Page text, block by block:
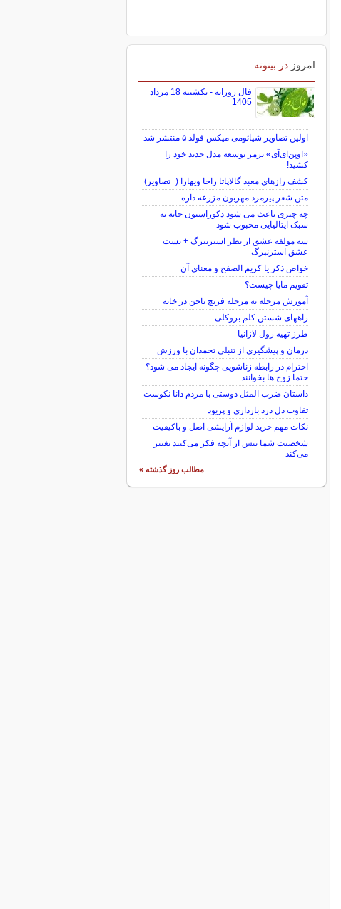
امروز در بیتوته
فال روزانه - یکشنبه 18 مرداد
1405
اولین تصاویر شیائومی میکس فولد ۵ منتشر شد
«اوپن‌ای‌آی» ترمز توسعه مدل جدید خود را
کشید!
کشف رازهای معبد گالاپاتا راجا ویهارا (+تصاویر)
متن شعر پیرمرد مهربون مزرعه داره
چه چیزی باعث می شود دکوراسیون خانه به
سبک ایتالیایی محبوب شود
سه مولفه عشق از نظر استرنبرگ + تست
عشق استرنبرگ
خواص ذکر یا کریم الصفح و معنای آن
تقویم مایا چیست؟
آموزش مرحله به مرحله فرنچ ناخن در خانه
راههای شستن کلم بروکلی
طرز تهیه رول لازانیا
درمان و پیشگیری از تنبلی تخمدان با ورزش
احترام در رابطه زناشویی چگونه ایجاد می شود؟
حتما زوج ها بخوانند
داستان ضرب المثل دوستی با مردم دانا نكوست
تفاوت دل درد بارداری و پریود
نکات مهم خرید لوازم آرایشی اصل و باکیفیت
شخصیت شما بیش از آنچه فکر می‌کنید تغییر
می‌کند
مطالب روز گذشته »